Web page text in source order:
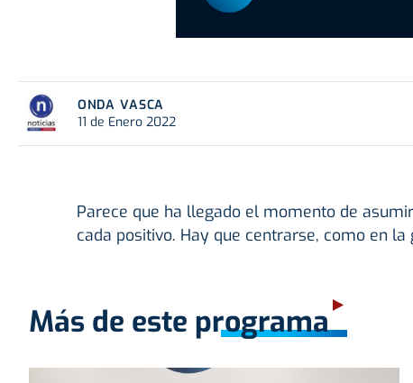
ONDA VASCA
11 de Enero 2022
Parece que ha llegado el momento de
cada positivo. Hay que centrarse, como en
Más de este programa